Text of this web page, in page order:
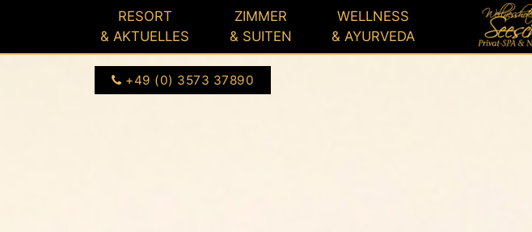
RESORT
& AKTUELLES
ZIMMER
& SUITEN
WELLNESS
& AYURVEDA
+49 (0) 3573 37890